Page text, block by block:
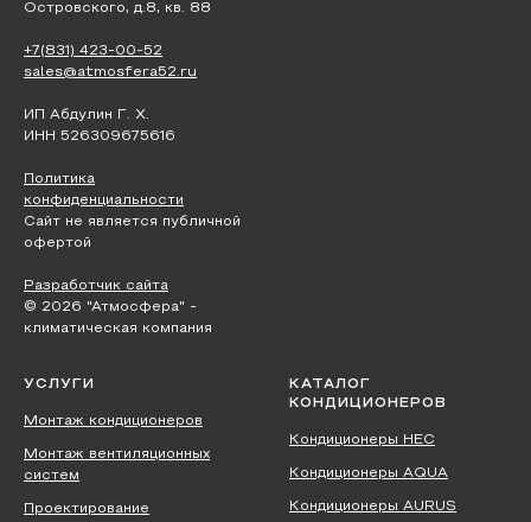
Островского, д.8, кв. 88
+7(831) 423-00-52
sales@atmosfera52.ru
ИП Абдулин Г. Х.
ИНН 526309675616
Политика
конфиденциальности
Сайт не является публичной
офертой
Разработчик сайта
© 2026 "Атмосфера" -
климатическая компания
УСЛУГИ
Монтаж кондиционеров
Монтаж вентиляционных
систем
Проектирование
КАТАЛОГ
КОНДИЦИОНЕРОВ
Кондиционеры HEC
Кондиционеры AQUA
Кондиционеры AURUS